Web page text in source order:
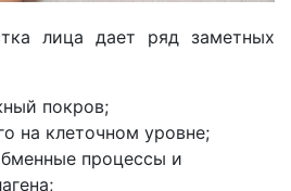
лица дает ряд заметных
покров;
на клеточном уровне;
процессы и